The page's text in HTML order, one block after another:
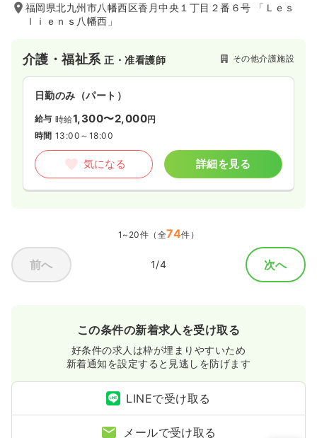
福岡県北九州市八幡西区香月中央１丁目２番６号 「Ｌｅｓ
ｌｉｅｎｓ八幡西」
介護・福祉系正・准看護師 その他介護施設
日勤のみ（パート）
給与 時給1,300〜2,000円
時間 13:00～18:00
気になる 詳細を見る
1~20件（全74件）
前へ 1/4 次へ
この条件の新着求人を受け取る
好条件の求人は枠が埋まりやすいため
新着通知を設定すると見逃しを防げます
LINEで受け取る
メールで受け取る